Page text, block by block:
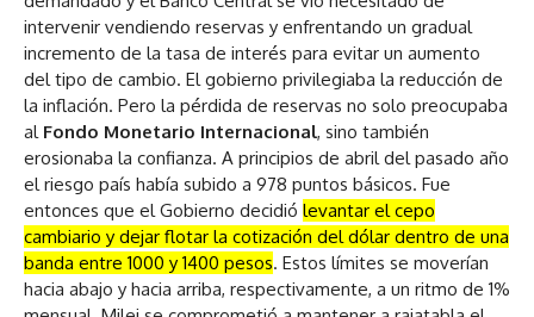
intervenir vendiendo reservas y enfrentando un gradual
incremento de la tasa de interés para evitar un aumento
del tipo de cambio. El gobierno privilegiaba la reducción de
la inflación. Pero la pérdida de reservas no solo preocupaba
al Fondo Monetario Internacional, sino también
erosionaba la confianza. A principios de abril del pasado año
el riesgo país había subido a 978 puntos básicos. Fue
entonces que el Gobierno decidió levantar el cepo
cambiario y dejar flotar la cotización del dólar dentro de una
banda entre 1000 y 1400 pesos. Estos límites se moverían
hacia abajo y hacia arriba, respectivamente, a un ritmo de 1%